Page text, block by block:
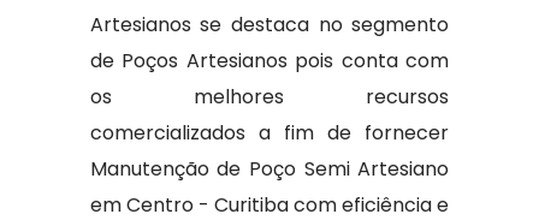
Artesianos se destaca no segmento
de Poços Artesianos pois conta com
os melhores recursos
comercializados a fim de fornecer
Manutenção de Poço Semi Artesiano
em Centro - Curitiba com eficiência e